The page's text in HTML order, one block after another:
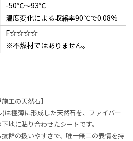
-50℃〜93℃
温度変化による収縮率90℃で0.08％
F☆☆☆☆
※不燃材ではありません。
工の天然石】
は極薄に形成した天然石を、ファイバー
地に貼り合わせたシートです。
群の扱いやすさで、唯一無二の表情を持